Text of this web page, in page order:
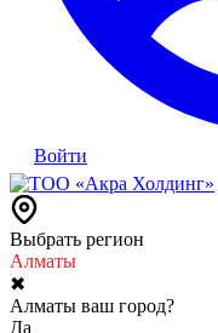
Войти
Выбрать регион
Алматы
✖
Алматы ваш город?
Да